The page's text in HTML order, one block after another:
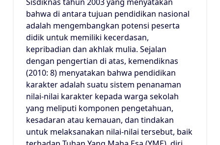
bahwa di antara tujuan pendidikan nasional
adalah mengembangkan potensi peserta
didik untuk memiliki kecerdasan,
kepribadian dan akhlak mulia. Sejalan
dengan pengertian di atas, kemendiknas
(2010: 8) menyatakan bahwa pendidikan
karakter adalah suatu sistem penanaman
nilai-nilai karakter kepada warga sekolah
yang meliputi komponen pengetahuan,
kesadaran atau kemauan, dan tindakan
untuk melaksanakan nilai-nilai tersebut, baik